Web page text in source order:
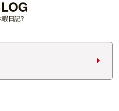
暇日記?